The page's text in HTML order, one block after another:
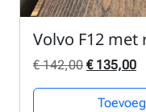
Volvo F12
€142,00 €135,00